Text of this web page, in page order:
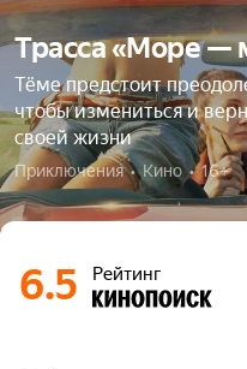
Трасса «Море —
Тёме предстоит
чтобы измениться и
своей жизни
Приключения  •  Кино  •  16+
6.5 Рейтинг